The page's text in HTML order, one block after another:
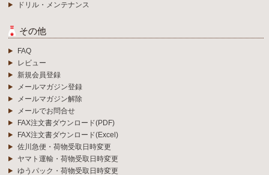
ドリル・メンテナンス
その他
FAQ
レビュー
新規会員登録
メールマガジン登録
メールマガジン解除
メールでお問合せ
FAX注文書ダウンロード(PDF)
FAX注文書ダウンロード(Excel)
佐川急便・荷物受取日時変更
ヤマト運輸・荷物受取日時変更
ゆうパック・荷物受取日時変更